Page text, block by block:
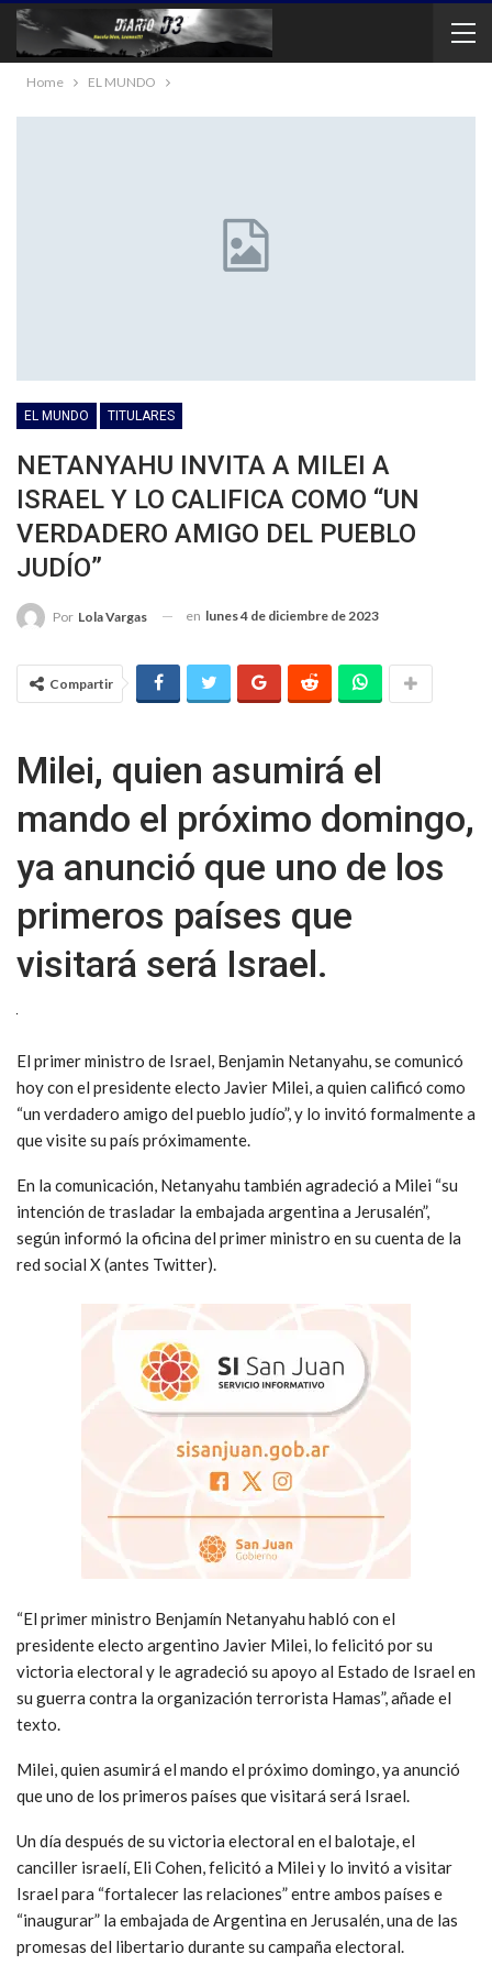
Home EL MUNDO
EL MUNDO TITULARES
NETANYAHU INVITA A MILEI A
ISRAEL Y LO CALIFICA COMO “UN
VERDADERO AMIGO DEL PUEBLO
JUDÍO”
Por Lola Vargas en lunes 4 de diciembre de 2023
Compartir
Milei, quien asumirá el
mando el próximo domingo,
ya anunció que uno de los
primeros países que
visitará será Israel.
El primer ministro de Israel, Benjamin Netanyahu, se comunicó
hoy con el presidente electo Javier Milei, a quien calificó como
“un verdadero amigo del pueblo judío”, y lo invitó formalmente a
que visite su país próximamente.
En la comunicación, Netanyahu también agradeció a Milei “su
intención de trasladar la embajada argentina a Jerusalén”,
según informó la oficina del primer ministro en su cuenta de la
red social X (antes Twitter).
“El primer ministro Benjamín Netanyahu habló con el
presidente electo argentino Javier Milei, lo felicitó por su
victoria electoral y le agradeció su apoyo al Estado de Israel en
su guerra contra la organización terrorista Hamas”, añade el
texto.
Milei, quien asumirá el mando el próximo domingo, ya anunció
que uno de los primeros países que visitará será Israel.
Un día después de su victoria electoral en el balotaje, el
canciller israelí, Eli Cohen, felicitó a Milei y lo invitó a visitar
Israel para “fortalecer las relaciones” entre ambos países e
“inaugurar” la embajada de Argentina en Jerusalén, una de las
promesas del libertario durante su campaña electoral.